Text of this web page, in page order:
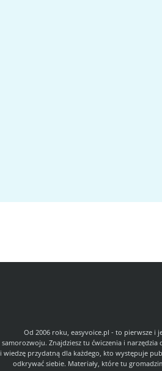
Od 2006 roku, easyvoice.pl - to pierwsze i
samorozwoju. Znajdziesz tu ćwiczenia i
i wiedzę przydatną dla każdego, kto występuje
odkrywać siebie. Materiały, które tu